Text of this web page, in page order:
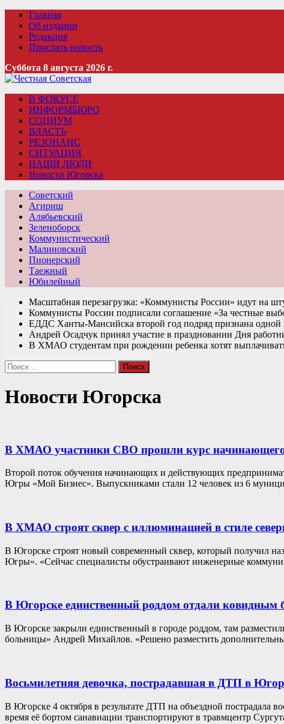
Главная
Об издании
Редакция
Прислать новость
Суббота 8 августа 2026 г.
В ФОКУСЕ
ИНФОРМБЮРО
СОЦИУМ
ВЛАСТЬ
РЕЗОНАНС
СИТУАЦИЯ
НАШИ ЛЮДИ
Новости Югорска
Советский
Агириш
Алябьевский
Зеленоборск
Коммунистический
Малиновский
Пионерский
Таежный
Юбилейный
Масштабная перезагрузка: «Коммунисты России» идут на
Коммунисты России подписали соглашение «За честные
ЕДДС Ханты-Мансийска второй год подряд признана одной
Андрей Осадчук принял участие в праздновании Дня
В ХМАО студентам при рождении ребенка хотят
Найти:
Новости Югорска
В ХМАО участники СВО прошли курс начинающего
Второй поток обучения начинающих и действующих
Югры «Мой Бизнес». Выпускниками стали 12 человек из 6
В ХМАО строят сквер с иллюминацией в стиле
В Югорске строят новый современный сквер, который получил
Югры». «Сейчас специалисты обустраивают инженерные
В Югорске единственный роддом отдали ковидным
В Югорске закрыли единственный в городе роддом, там
больницы» Андрей Михайлов. «Решено разместить
Восьмилетняя девочка, пострадавшая в ДТП в
В Югорске 4 октября в результате ДТП на объездной пострадала
время её бортом санавиации транспортируют в травмцентр